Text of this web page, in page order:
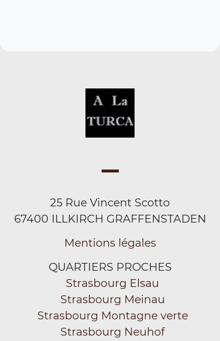
25 Rue Vincent Scotto
67400 ILLKIRCH GRAFFENSTADEN
Mentions légales
QUARTIERS PROCHES
Strasbourg Elsau
Strasbourg Meinau
Strasbourg Montagne verte
Strasbourg Neuhof